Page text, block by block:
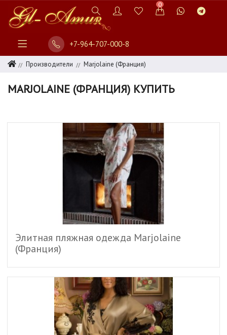
0
+7-964-707-000-8
Производители Marjolaine (Франция)
MARJOLAINE (ФРАНЦИЯ) КУПИТЬ
Элитная пляжная одежда Marjolaine
(Франция)